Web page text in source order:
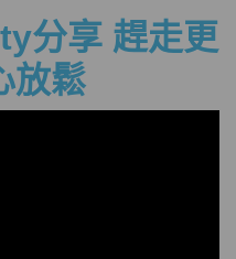
分享 趕走更
放鬆